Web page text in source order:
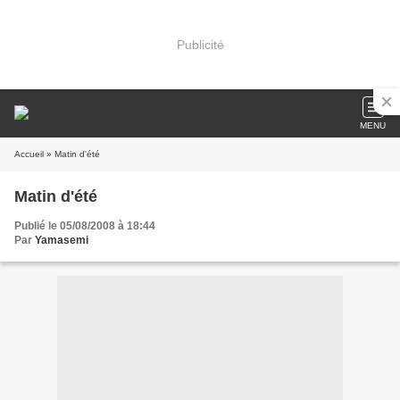
Publicité
MENU
Accueil » Matin d'été
Matin d'été
Publié le 05/08/2008 à 18:44
Par Yamasemi